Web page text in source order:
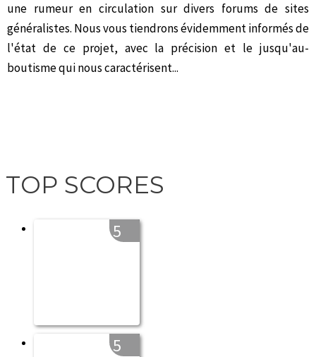
une rumeur en circulation sur divers forums de sites
généralistes. Nous vous tiendrons évidemment informés de
l'état de ce projet, avec la précision et le jusqu'au-
boutisme qui nous caractérisent...
TOP SCORES
5
5